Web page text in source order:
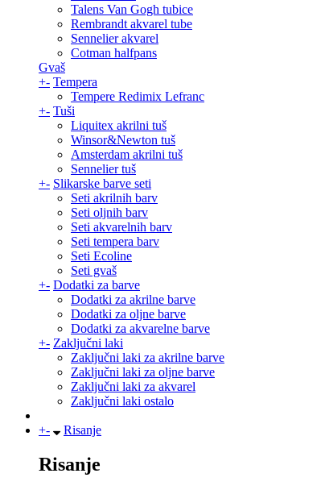
Talens Van Gogh tubice
Rembrandt akvarel tube
Sennelier akvarel
Cotman halfpans
Gvaš
+- Tempera
Tempere Redimix Lefranc
+- Tuši
Liquitex akrilni tuš
Winsor&Newton tuš
Amsterdam akrilni tuš
Sennelier tuš
+- Slikarske barve seti
Seti akrilnih barv
Seti oljnih barv
Seti akvarelnih barv
Seti tempera barv
Seti Ecoline
Seti gvaš
+- Dodatki za barve
Dodatki za akrilne barve
Dodatki za oljne barve
Dodatki za akvarelne barve
+- Zaključni laki
Zaključni laki za akrilne barve
Zaključni laki za oljne barve
Zaključni laki za akvarel
Zaključni laki ostalo
+- Risanje
Risanje